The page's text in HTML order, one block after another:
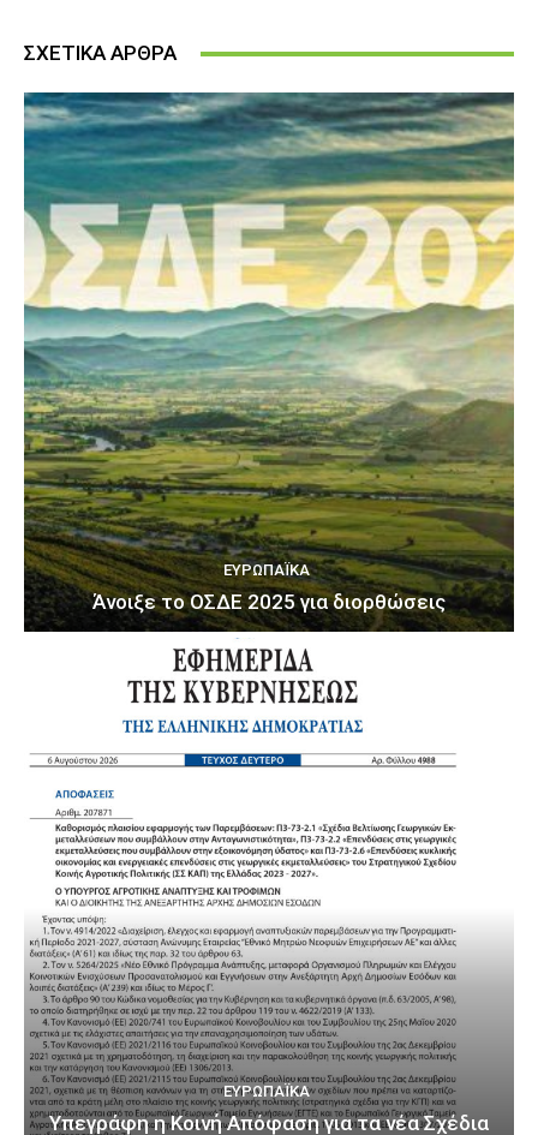
ΣΧΕΤΙΚΑ ΑΡΘΡΑ
ΕΥΡΩΠΑΪΚΆ
Άνοιξε το ΟΣΔΕ 2025 για διορθώσεις
ΕΥΡΩΠΑΪΚΆ
Υπεγράφη η Κοινή Απόφαση για τα νέα Σχέδια